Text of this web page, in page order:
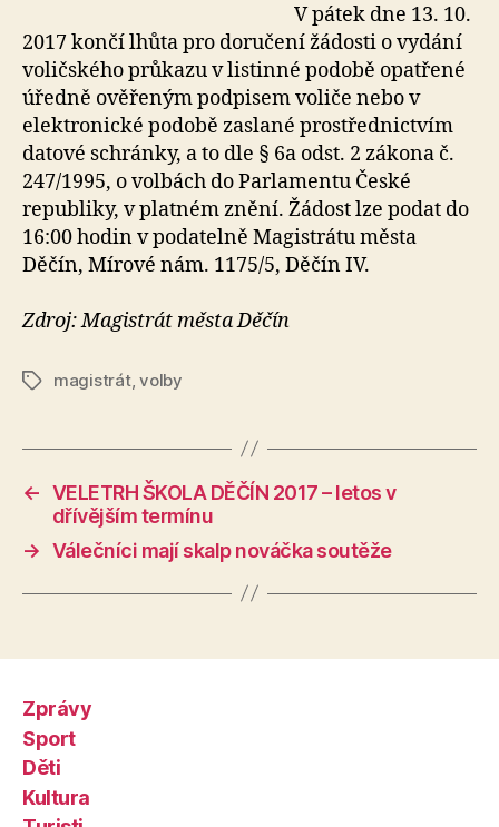
V pátek dne 13. 10.
2017 končí lhůta pro doručení žádosti o vydání
voličského průkazu v listinné podobě opatřené
úředně ověřeným podpisem voliče nebo v
elektronické podobě zaslané prostřednictvím
datové schránky, a to dle § 6a odst. 2 zákona č.
247/1995, o volbách do Parlamentu České
republiky, v platném znění. Žádost lze podat do
16:00 hodin v podatelně Magistrátu města
Děčín, Mírové nám. 1175/5, Děčín IV.
Zdroj: Magistrát města Děčín
Štítkymagistrát,volby
← VELETRH ŠKOLA DĚČÍN 2017 – letos v
dřívějším termínu
→ Válečníci mají skalp nováčka soutěže
Zprávy
Sport
Děti
Kultura